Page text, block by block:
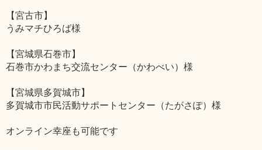
【宮古市】
うみマチひろば様
【宮城県石巻市】
石巻市かわまち交流センター（かわべい）様
【宮城県多賀城市】
多賀城市市民活動サポートセンター（たがさぽ）様
オンライン幸座も可能です